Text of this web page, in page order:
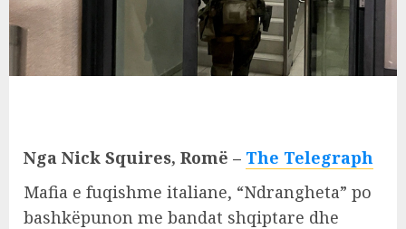
Nga Nick Squires, Romë – The Telegraph
Mafia e fuqishme italiane, “Ndrangheta” po
bashkëpunon me bandat shqiptare dhe